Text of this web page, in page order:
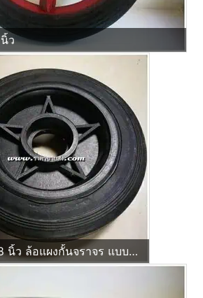
ว
ล้อรถเข็น 8 นิ้ว ล้อแผงกั้นจราจร แบบบ่าใส่ ตลับลูกปืน